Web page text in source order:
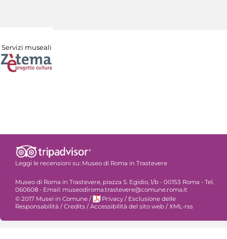
Servizi museali
Leggi le recensioni su: Museo di Roma in Trastevere
Museo di Roma in Trastevere, piazza S. Egidio, 1/b - 00153 Roma - Tel.
060608 - Email: museodiroma.trastevere@comune.roma.it
© 2017 Musei in Comune / Privacy / Esclusione delle
Responsabilità / Credits / Accessibilità del sito web / XML-rss